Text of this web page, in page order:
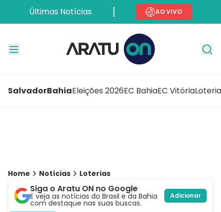
Últimas Notícias AO VIVO
SalvadorBahiaEleições 2026EC BahiaEC Vitória
Home Notícias Loterias
Siga o Aratu ON no Google
E veja as notícias do Brasil e da Bahia
com destaque nas suas buscas.
Adicionar